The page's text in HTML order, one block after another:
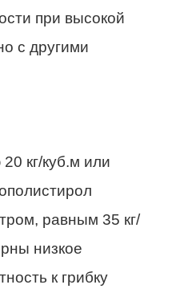
при высокой
с другими
кг/куб.м или
равным 35 кг/
низкое
к грибку